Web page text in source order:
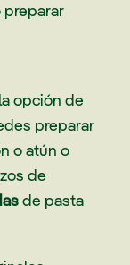
preparar
opción de
preparar
o atún o
de
de pasta